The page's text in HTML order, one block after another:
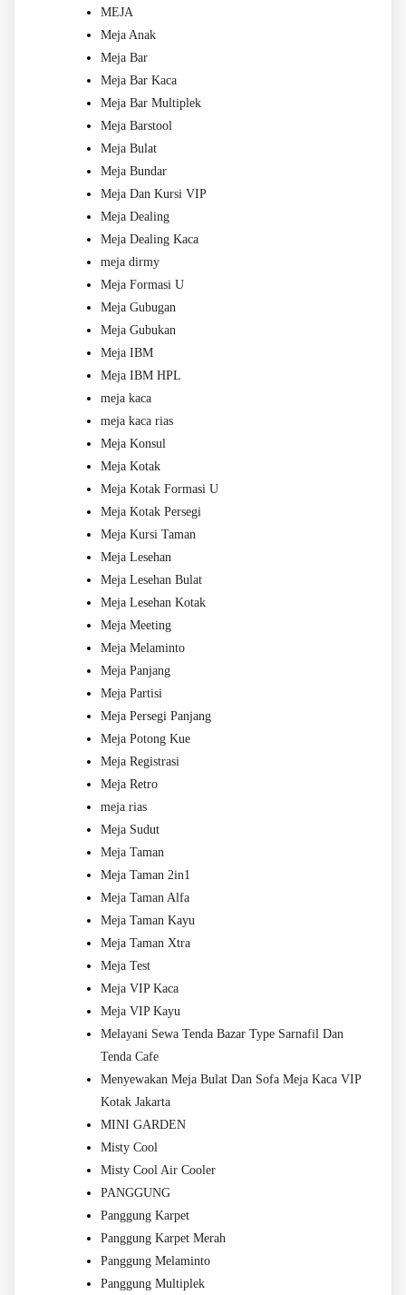
MEJA
Meja Anak
Meja Bar
Meja Bar Kaca
Meja Bar Multiplek
Meja Barstool
Meja Bulat
Meja Bundar
Meja Dan Kursi VIP
Meja Dealing
Meja Dealing Kaca
meja dirmy
Meja Formasi U
Meja Gubugan
Meja Gubukan
Meja IBM
Meja IBM HPL
meja kaca
meja kaca rias
Meja Konsul
Meja Kotak
Meja Kotak Formasi U
Meja Kotak Persegi
Meja Kursi Taman
Meja Lesehan
Meja Lesehan Bulat
Meja Lesehan Kotak
Meja Meeting
Meja Melaminto
Meja Panjang
Meja Partisi
Meja Persegi Panjang
Meja Potong Kue
Meja Registrasi
Meja Retro
meja rias
Meja Sudut
Meja Taman
Meja Taman 2in1
Meja Taman Alfa
Meja Taman Kayu
Meja Taman Xtra
Meja Test
Meja VIP Kaca
Meja VIP Kayu
Melayani Sewa Tenda Bazar Type Sarnafil Dan
Tenda Cafe
Menyewakan Meja Bulat Dan Sofa Meja Kaca VIP
Kotak Jakarta
MINI GARDEN
Misty Cool
Misty Cool Air Cooler
PANGGUNG
Panggung Karpet
Panggung Karpet Merah
Panggung Melaminto
Panggung Multiplek